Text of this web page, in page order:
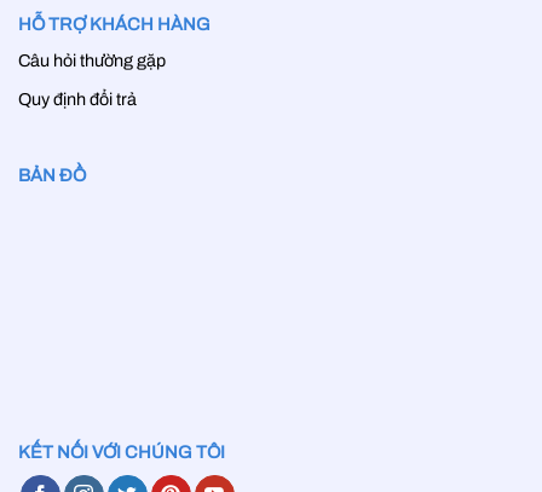
HỖ TRỢ KHÁCH HÀNG
Câu hỏi thường gặp
Quy định đổi trả
BẢN ĐỒ
KẾT NỐI VỚI CHÚNG TÔI